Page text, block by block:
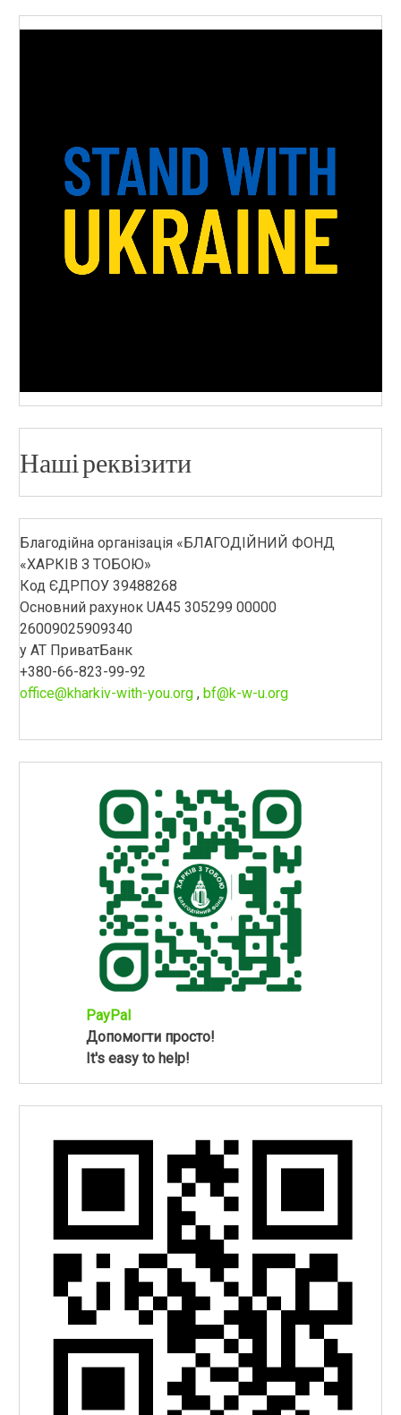
Наші реквізити
Благодійна організація «БЛАГОДІЙНИЙ ФОНД
«ХАРКІВ З ТОБОЮ»
Код ЄДРПОУ 39488268
Основний рахунок UA45 305299 00000
26009025909340
у АТ ПриватБанк
+380-66-823-99-92
office@kharkiv-with-you.org, bf@k-w-u.org
PayPal
Допомогти просто!
It's easy to help!